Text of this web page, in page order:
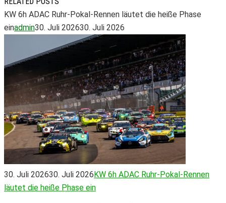
KW 6h ADAC Ruhr-Pokal-Rennen läutet die heiße Phase
einadmin30. Juli 202630. Juli 2026
30. Juli 202630. Juli 2026KW 6h ADAC Ruhr-Pokal-Rennen
läutet die heiße Phase ein